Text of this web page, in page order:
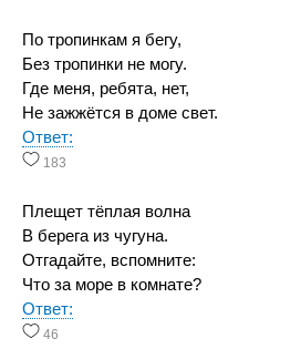
По тропинкам я бегу,
Без тропинки не могу.
Где меня, ребята, нет,
Не зажжётся в доме свет.
Ответ:
183
Плещет тёплая волна
В берега из чугуна.
Отгадайте, вспомните:
Что за море в комнате?
Ответ:
46